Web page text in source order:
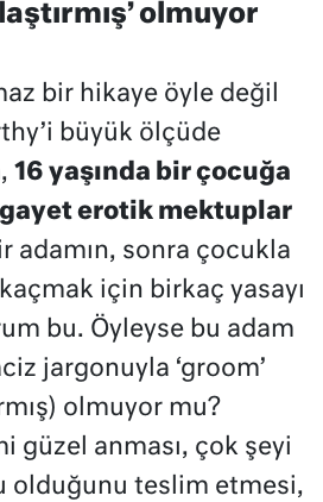
olmuyor
bir hikaye öyle değil
büyük ölçüde
16 yaşında bir çocuğa
erotik mektuplar
adamın, sonra çocukla
için birkaç yasayı
bu. Öyleyse bu adam
jargonuyla ‘groom’
olmuyor mu?
güzel anması, çok şeyi
olduğunu teslim etmesi,